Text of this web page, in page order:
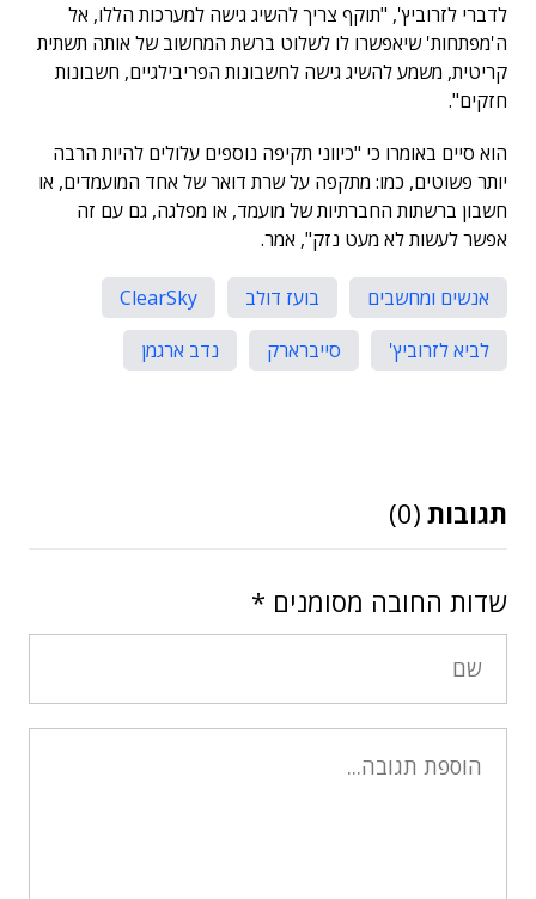
לדברי לזרוביץ', "תוקף צריך להשיג גישה למערכות הללו, אל
ה'מפתחות' שיאפשרו לו לשלוט ברשת המחשוב של אותה תשתית
קריטית, משמע להשיג גישה לחשבונות הפריבילגיים, חשבונות
חזקים".
הוא סיים באומרו כי "כיווני תקיפה נוספים עלולים להיות הרבה
יותר פשוטים, כמו: מתקפה על שרת דואר של אחד המועמדים, או
חשבון ברשתות החברתיות של מועמד, או מפלגה, גם עם זה
אפשר לעשות לא מעט נזק", אמר.
אנשים ומחשבים בועז דולב
ClearSky
לביא לזרוביץ'
סייברארק נדב ארגמן
תגובות (0)
שדות החובה מסומנים *